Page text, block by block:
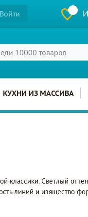
Войти
КУХНИ ИЗ МАССИВА
Светлый
линий и изящество